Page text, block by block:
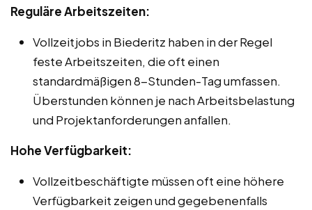
Reguläre Arbeitszeiten:
Vollzeitjobs in Biederitz haben in der Regel
feste Arbeitszeiten, die oft einen
standardmäßigen 8-Stunden-Tag umfassen.
Überstunden können je nach Arbeitsbelastung
und Projektanforderungen anfallen.
Hohe Verfügbarkeit:
Vollzeitbeschäftigte müssen oft eine höhere
Verfügbarkeit zeigen und gegebenenfalls